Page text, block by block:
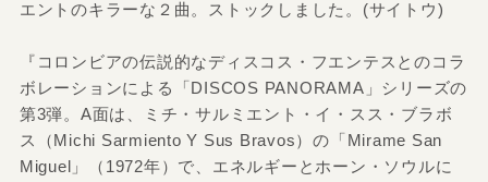
エントのキラーな２曲。ストックしました。(サイトウ)
『コロンビアの伝説的なディスコス・フエンテスとのコラ
ボレーションによる「DISCOS PANORAMA」シリーズの
第3弾。A面は、ミチ・サルミエント・イ・スス・ブラボ
ス（Michi Sarmiento Y Sus Bravos）の「Mirame San
Miguel」（1972年）で、エネルギーとホーン・ソウルに